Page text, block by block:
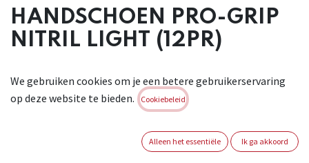
HANDSCHOEN PRO-GRIP
NITRIL LIGHT (12PR)
manchet die goed aan de pols aansluit. Deze handschoen is
uitermate soepel om te dragen en biedt zowel een fijne
biedt een uitstekende schuurweerstand, is oliebestendig en
ook meer bestand tegen vochtige omstandigheden.
We gebruiken cookies om je een betere gebruikerservaring
op deze website te bieden.
Cookiebeleid
Alleen het essentiële Ik ga akkoord